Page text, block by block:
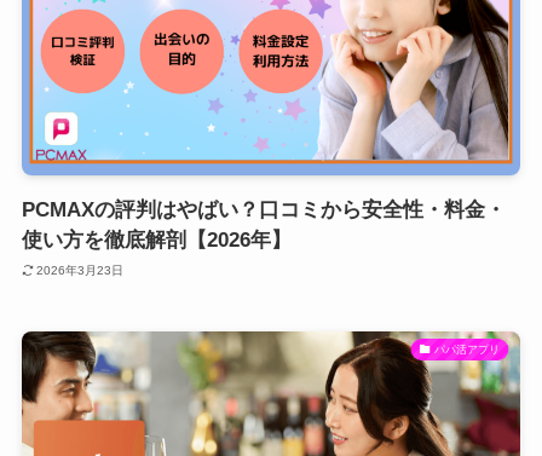
PCMAXの評判はやばい？口コミから安全性・料金・
使い方を徹底解剖【2026年】
2026年3月23日
パパ活アプリ